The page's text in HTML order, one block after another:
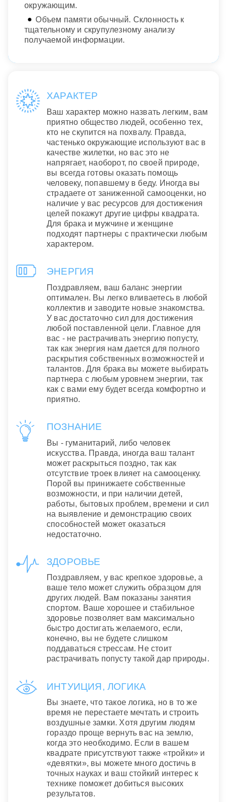
окружающим.
Объем памяти обычный. Склонность к
тщательному и скрупулезному анализу
получаемой информации.
ХАРАКТЕР
Ваш характер можно назвать легким, вам
приятно общество людей, особенно тех,
кто не скупится на похвалу. Правда,
частенько окружающие используют вас в
качестве жилетки, но вас это не
напрягает, наоборот, по своей природе,
вы всегда готовы оказать помощь
человеку, попавшему в беду. Иногда вы
страдаете от заниженной самооценки, но
наличие у вас ресурсов для достижения
целей покажут другие цифры квадрата.
Для брака и мужчине и женщине
подходят партнеры с практически любым
характером.
ЭНЕРГИЯ
Поздравляем, ваш баланс энергии
оптимален. Вы легко вливаетесь в любой
коллектив и заводите новые знакомства.
У вас достаточно сил для достижения
любой поставленной цели. Главное для
вас - не растрачивать энергию попусту,
так как энергия нам дается для полного
раскрытия собственных возможностей и
талантов. Для брака вы можете выбирать
партнера с любым уровнем энергии, так
как с вами ему будет всегда комфортно и
приятно.
ПОЗНАНИЕ
Вы - гуманитарий, либо человек
искусства. Правда, иногда ваш талант
может раскрыться поздно, так как
отсутствие троек влияет на самооценку.
Порой вы принижаете собственные
возможности, и при наличии детей,
работы, бытовых проблем, времени и сил
на выявление и демонстрацию своих
способностей может оказаться
недостаточно.
ЗДОРОВЬЕ
Поздравляем, у вас крепкое здоровье, а
ваше тело может служить образцом для
других людей. Вам показаны занятия
спортом. Ваше хорошее и стабильное
здоровье позволяет вам максимально
быстро достигать желаемого, если,
конечно, вы не будете слишком
поддаваться стрессам. Не стоит
растрачивать попусту такой дар природы.
ИНТУИЦИЯ, ЛОГИКА
Вы знаете, что такое логика, но в то же
время не перестаете мечтать и строить
воздушные замки. Хотя другим людям
гораздо проще вернуть вас на землю,
когда это необходимо. Если в вашем
квадрате присутствуют также «тройки» и
«девятки», вы можете много достичь в
точных науках и ваш стойкий интерес к
технике поможет добиться высоких
результатов.